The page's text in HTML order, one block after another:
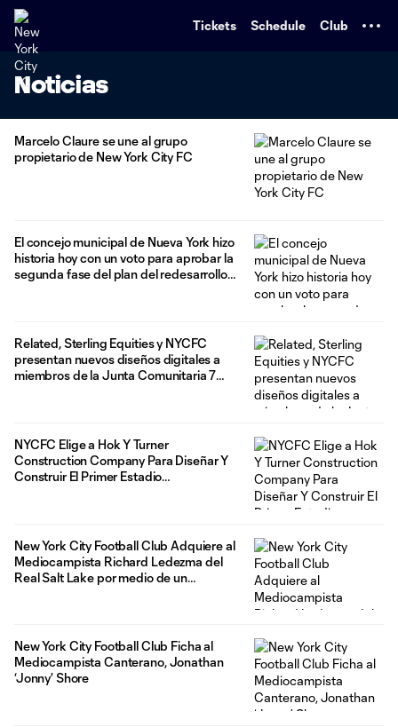
Tickets Schedule Club
Noticias
Marcelo Claure se une al grupo
propietario de New York City FC
El concejo municipal de Nueva York hizo
historia hoy con un voto para aprobar la
segunda fase del plan del redesarrollo
Related, Sterling Equities y NYCFC
presentan nuevos diseños digitales a
miembros de la Junta Comunitaria 7
NYCFC Elige a Hok Y Turner
Construction Company Para Diseñar Y
Construir El Primer Estadio
New York City Football Club Adquiere al
Mediocampista Richard Ledezma del
Real Salt Lake por medio de un
New York City Football Club Ficha al
Mediocampista Canterano, Jonathan
‘Jonny’ Shore